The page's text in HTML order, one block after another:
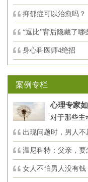
抑郁症可以治愈吗？
“逗比”背后隐藏了哪
身心科医师4绝招
案例专栏
心理专家
对于那些主
出现问题时，男人
温尼科特：父亲，要
女人不怕男人没有钱